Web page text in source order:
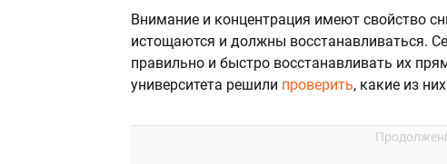
Внимание и концентрация имеют свойство
истощаются и должны восстанавливаться.
правильно и быстро восстанавливать их
университета решили проверить, какие из